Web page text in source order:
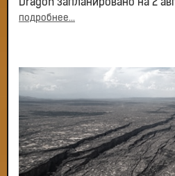
Dragon запланировано на 2
подробнее...